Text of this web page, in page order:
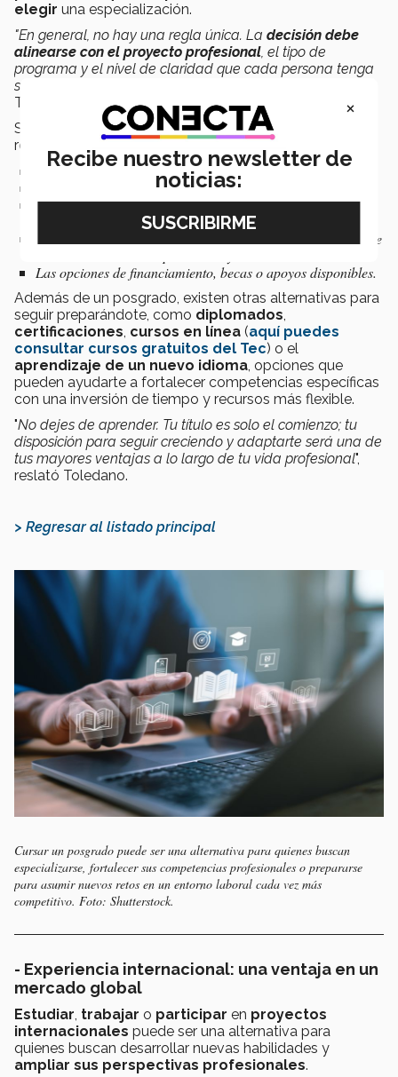
elegir una especialización.
"En general, no hay una regla única. La decisión debe
alinearse con el proyecto profesional, el tipo de
programa y el nivel de claridad que cada persona tenga
sobre sus metas",
Talento del CVDP.
Si estás considerando esta ruta, por su parte Cruz te
recomienda evaluar:
Qué conocimientos o habilidades deseas desarrollar.
Qué programa se adapta mejor a tus metas profesionales.
Los requisitos, convocatorias y fechas de admisión de las
instituciones que te interesan.
Si la modalidad (presencial, híbrida o en línea) es compatible
Las opciones de financiamiento, becas o apoyos disponibles.
Además de un posgrado, existen otras alternativas para
seguir preparándote, como diplomados,
certificaciones, cursos en línea (aquí puedes
consultar cursos gratuitos del Tec) o el
aprendizaje de un nuevo idioma, opciones que
pueden ayudarte a fortalecer competencias específicas
con una inversión de tiempo y recursos más flexible.
"No dejes de aprender. Tu título es solo el comienzo; tu
disposición para seguir creciendo y adaptarte será una de
tus mayores ventajas a lo largo de tu vida profesional",
reslató Toledano.
> Regresar al listado principal
Cursar un posgrado puede ser una alternativa para quienes buscan
especializarse, fortalecer sus competencias profesionales o prepararse
para asumir nuevos retos en un entorno laboral cada vez más
competitivo. Foto: Shutterstock.
- Experiencia internacional: una ventaja en un
mercado global
Estudiar trabajar o participar en proyectos
internacionales puede ser una alternativa para
quienes buscan desarrollar nuevas habilidades y
ampliar sus perspectivas profesionales.
×
Recibe nuestro newsletter de
noticias: